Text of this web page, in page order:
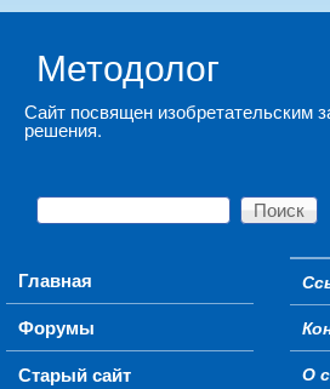
Методолог
Сайт посвящен изобретательским
решения.
Форма поиска
Поиск
Main menu
Главная
Форумы
Старый сайт
О